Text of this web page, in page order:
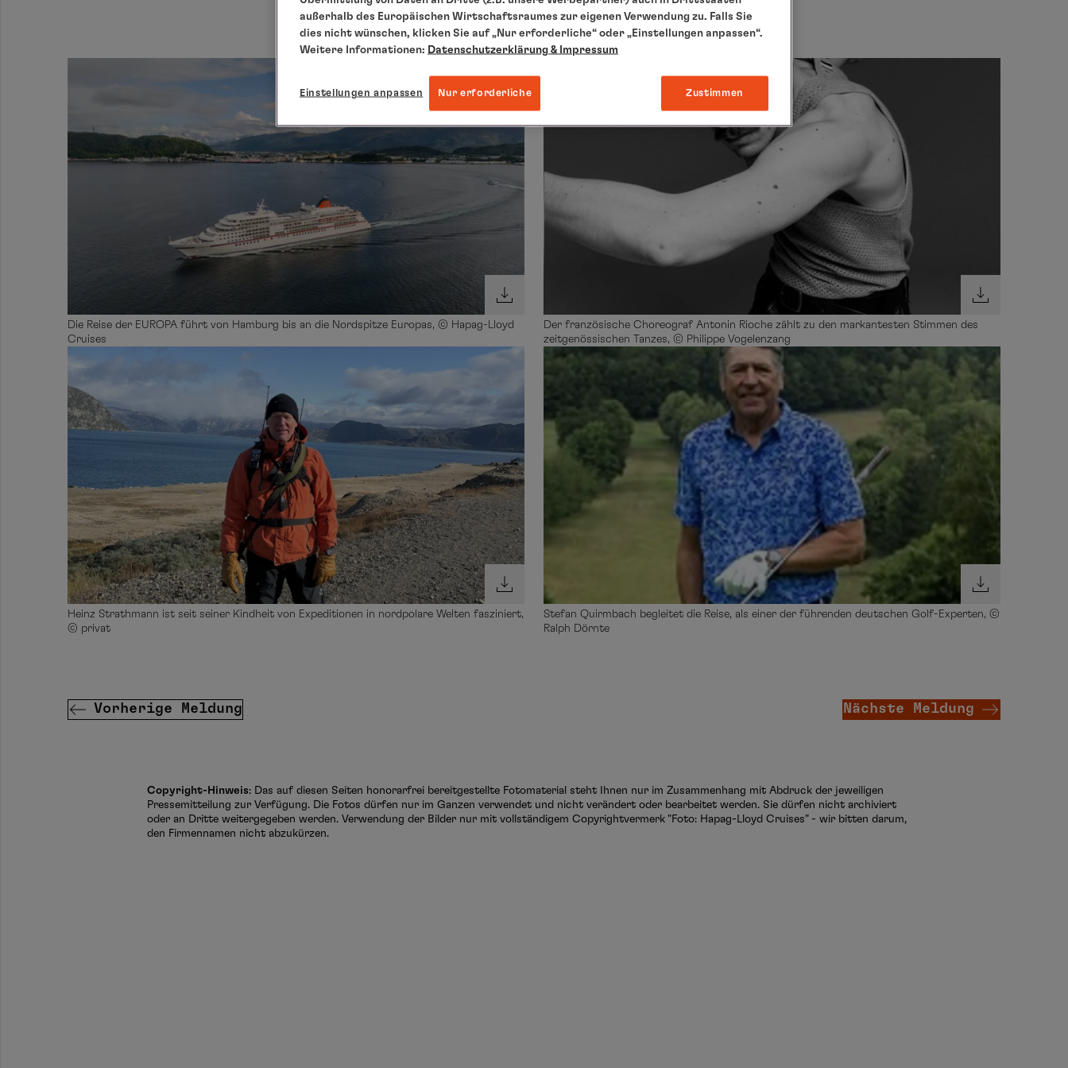
Die Reise der EUROPA führt von Hamburg bis an die Nordspitze Europas, © Hapag-Lloyd
Cruises
Der französische Choreograf Antonin Rioche zählt zu den markantesten Stimmen des
zeitgenössischen Tanzes, © Philippe Vogelenzang
Heinz Strathmann ist seit seiner Kindheit von Expeditionen in nordpolare Welten fasziniert,
© privat
Stefan Quirmbach begleitet die Reise, als einer der führenden deutschen Golf-Experten, ©
Ralph Dörnte
Vorherige Meldung Nächste Meldung
Copyright-Hinweis: Das auf diesen Seiten honorarfrei bereitgestellte Fotomaterial steht Ihnen nur im Zusammenhang mit Abdruck der jeweiligen
Pressemitteilung zur Verfügung. Die Fotos dürfen nur im Ganzen verwendet und nicht verändert oder bearbeitet werden. Sie dürfen nicht archiviert
oder an Dritte weitergegeben werden. Verwendung der Bilder nur mit vollständigem Copyrightvermerk "Foto: Hapag-Lloyd Cruises" - wir bitten darum,
den Firmennamen nicht abzukürzen.
außerhalb des Europäischen Wirtschaftsraumes zur eigenen Verwendung zu. Falls Sie
dies nicht wünschen, klicken Sie auf „Nur erforderliche“ oder „Einstellungen anpassen“.
Weitere Informationen: Datenschutzerklärung & Impressum
Einstellungen anpassen Nur erforderliche Zustimmen